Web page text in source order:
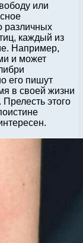
или
различных
каждый из
Например,
и может
его пишут
в своей жизни
этого